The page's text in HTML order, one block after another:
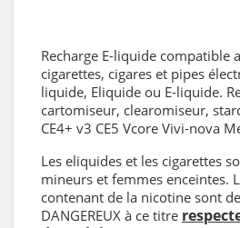
Recharge E-liquide compatible
cigarettes, cigares et pipes
liquide, Eliquide ou E-liquide.
cartomiseur, clearomiseur,
CE4+ v3 CE5 Vcore Vivi-nova
Les eliquides et les cigarettes
mineurs et femmes enceintes.
contenant de la nicotine sont
DANGEREUX à ce titre